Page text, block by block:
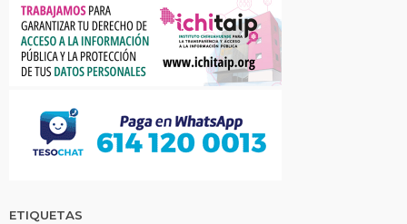
ETIQUETAS